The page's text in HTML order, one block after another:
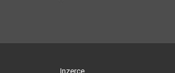
Inzerce